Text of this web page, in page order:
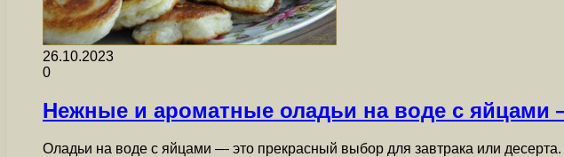
26.10.2023
0
Нежные и ароматные оладьи на воде с яйцами
Оладьи на воде с яйцами — это прекрасный выбор для завтрака или